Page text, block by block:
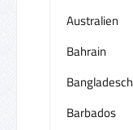
Australien
Bahrain
Bangladesch
Barbados